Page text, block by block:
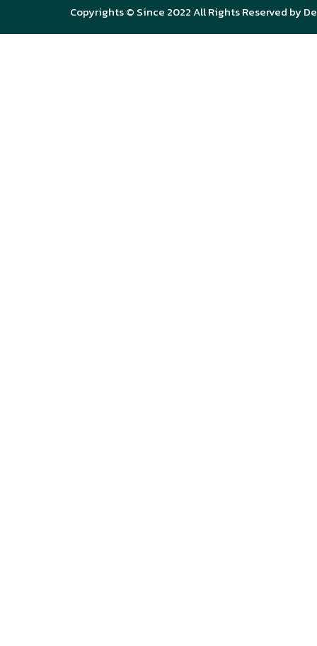
Copyrights © Since 2022 All Rights Reserved by